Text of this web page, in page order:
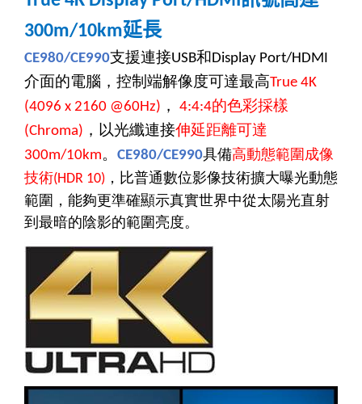
300m/10km延長
CE980/CE990支援連接USB和Display Port/HDMI
介面的電腦，控制端解像度可達最高True 4K
(4096 x 2160 @60Hz) ， 4:4:4的色彩採樣
(Chroma) ，以光纖連接伸延距離可達
300m/10km。 CE980/CE990具備高動態範圍成像
技術(HDR 10) ，比普通數位影像技術擴大曝光動態
範圍，能夠更準確顯示真實世界中從太陽光直射
到最暗的陰影的範圍亮度。